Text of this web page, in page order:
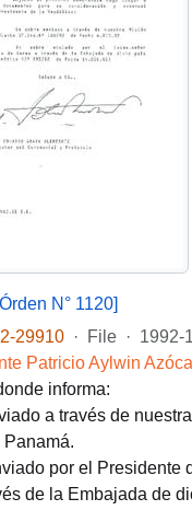
N° 1120]
29910 · File · 1992-
Patricio Aylwin
informa:
a través de
por el Presidente
de la Embajada de